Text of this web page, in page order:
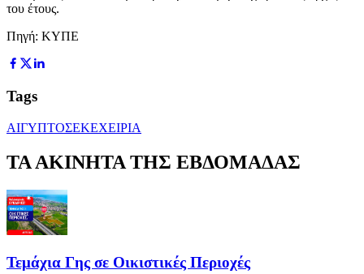
του έτους.
Πηγή: ΚΥΠΕ
Tags
ΑΙΓΥΠΤΟΣΕΚΕΧΕΙΡΙΑ
ΤΑ ΑΚΙΝΗΤΑ ΤΗΣ ΕΒΔΟΜΑΔΑΣ
Τεμάχια Γης σε Οικιστικές Περιοχές